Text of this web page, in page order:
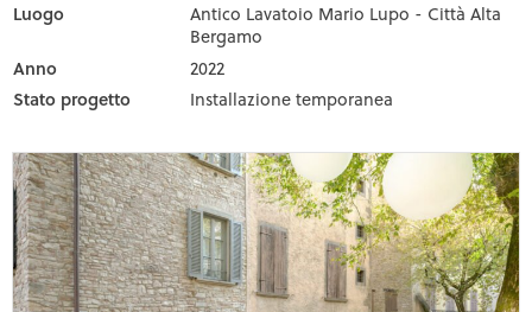
Luogo
Antico Lavatoio Mario Lupo - Città Alta
Bergamo
Anno
2022
Stato progetto
Installazione temporanea